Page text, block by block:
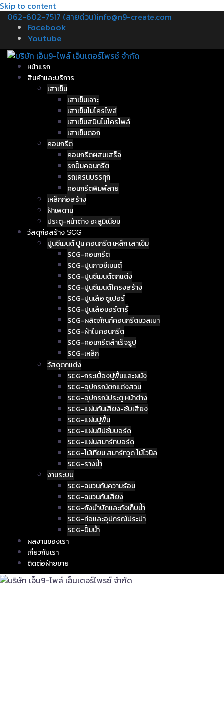
Skip to content
062-602-7517 (สายด่วน)info@n9-create.com
Facebook
Youtube
หน้าแรก
สินค้าและบริการ
เสาเข็ม
เสาเข็มเจาะ
เสาเข็มไมโครไพล์
เสาเข็มสปันไมโครไพล์
เสาเข็มตอก
คอนกรีต
คอนกรีตผสมเสร็จ
รถปั๊มคอนกรีต
รถเครนบรรทุก
คอนกรีตพิมพ์ลาย
เหล็กก่อสร้าง
ฝ้าเพดาน
ประตู-หน้าต่าง อะลูมิเนียม
วัสดุก่อสร้าง SCG
ปูนซีเมนต์ ปูน คอนกรีต เหล็ก เสาเข็ม
SCG-คอนกรีต
SCG-ปูนกาวซีเมนต์
SCG-ปูนซีเมนต์ตกแต่ง
SCG-ปูนซีเมนต์โครงสร้าง
SCG-ปูนเสือ ซูเปอร์
SCG-ปูนเสือมอร์ตาร์
SCG-ผลิตภัณฑ์คอนกรีตมวลเบา
SCG-ผ้าใบคอนกรีต
SCG-คอนกรีตสำเร็จรูป
SCG-เหล็ก
วัสดุตกแต่ง
SCG-กระเบื้องปูพื้นและผนัง
SCG-อุปกรณ์ตกแต่งสวน
SCG-อุปกรณ์ประตู หน้าต่าง
SCG-แผ่นกันเสียง-ซับเสียง
SCG-แผ่นปูพื้น
SCG-แผ่นยิปซั่มบอร์ด
SCG-แผ่นสมาร์ทบอร์ด
SCG-ไม้เทียม สมาร์ทวูด ไม้ไวนิล
SCG-รางน้ำ
งานระบบ
SCG-ฉนวนกันความร้อน
SCG-ฉนวนกันเสียง
SCG-ถังบำบัดและถังเก็บน้ำ
SCG-ท่อและอุปกรณ์ประปา
SCG-ปั๊มน้ำ
ผลงานของเรา
เกี่ยวกับเรา
ติดต่อฝ่ายขาย